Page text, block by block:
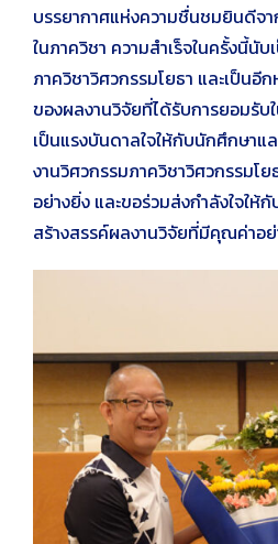
บรรยากาศแห่งความชื่นชมยินดีจ
ในภาควิชา ความสำเร็จในครั้งนี้นั
ภาควิชาวิศวกรรมโยธา และเป็น
ของผลงานวิจัยที่ได้รับการยอมรับ
เป็นแรงบันดาลใจให้กับนักศึกษาแ
งานวิศวกรรมภาควิชาวิศวกรรมโ
อย่างยิ่ง และขอร่วมส่งกำลังใจให้
สร้างสรรค์ผลงานวิจัยที่มีคุณค่าอย่